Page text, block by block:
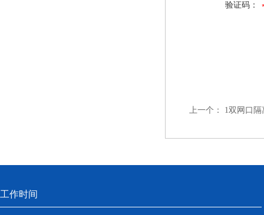
验证码：
上一个： 1双网口
工作时间